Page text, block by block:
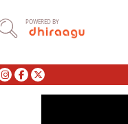
POWERED BY